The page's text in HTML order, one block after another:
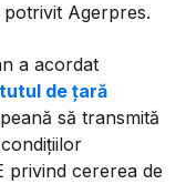
Agerpres.
a acordat
de țară
să transmită
privind cererea de